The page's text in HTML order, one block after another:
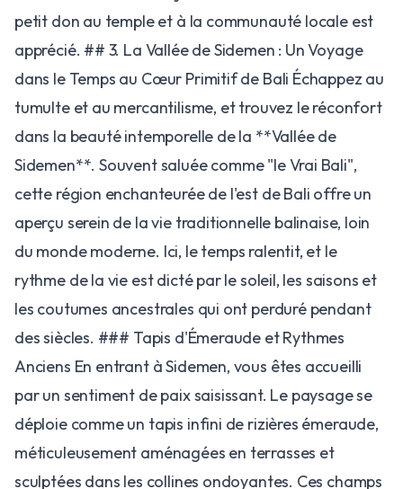
petit don au temple et à la communauté locale est
apprécié. ## 3. La Vallée de Sidemen : Un Voyage
dans le Temps au Cœur Primitif de Bali Échappez au
tumulte et au mercantilisme, et trouvez le réconfort
dans la beauté intemporelle de la **Vallée de
Sidemen**. Souvent saluée comme "le Vrai Bali",
cette région enchanteurée de l'est de Bali offre un
aperçu serein de la vie traditionnelle balinaise, loin
du monde moderne. Ici, le temps ralentit, et le
rythme de la vie est dicté par le soleil, les saisons et
les coutumes ancestrales qui ont perduré pendant
des siècles. ### Tapis d'Émeraude et Rythmes
Anciens En entrant à Sidemen, vous êtes accueilli
par un sentiment de paix saisissant. Le paysage se
déploie comme un tapis infini de rizières émeraude,
méticuleusement aménagées en terrasses et
sculptées dans les collines ondoyantes. Ces champs